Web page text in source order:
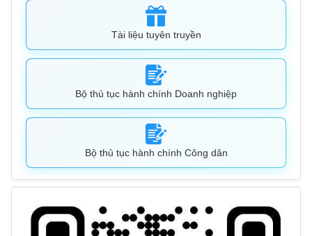
Tài liệu tuyên truyền
Bộ thủ tục hành chính Doanh nghiệp
Bộ thủ tục hành chính Công dân